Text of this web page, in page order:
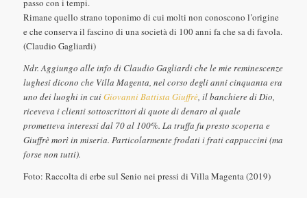
passo con i tempi.
Rimane quello strano toponimo di cui molti non conoscono l’origine
e che conserva il fascino di una società di 100 anni fa che sa di favola.
(Claudio Gagliardi)
Ndr. Aggiungo alle info di Claudio Gagliardi che le mie reminescenze
lughesi dicono che Villa Magenta, nel corso degli anni cinquanta era
uno dei luoghi in cuiGiovanni Battista Giuffrè, il banchiere di Dio,
riceveva i clienti sottoscrittori di quote di denaro al quale
prometteva interessi dal 70 al 100%. La truffa fu presto scoperta e
Giuffrè morì in miseria. Particolarmente frodati i frati cappuccini (ma
forse non tutti).
Foto: Raccolta di erbe sul Senio nei pressi di Villa Magenta (2019)